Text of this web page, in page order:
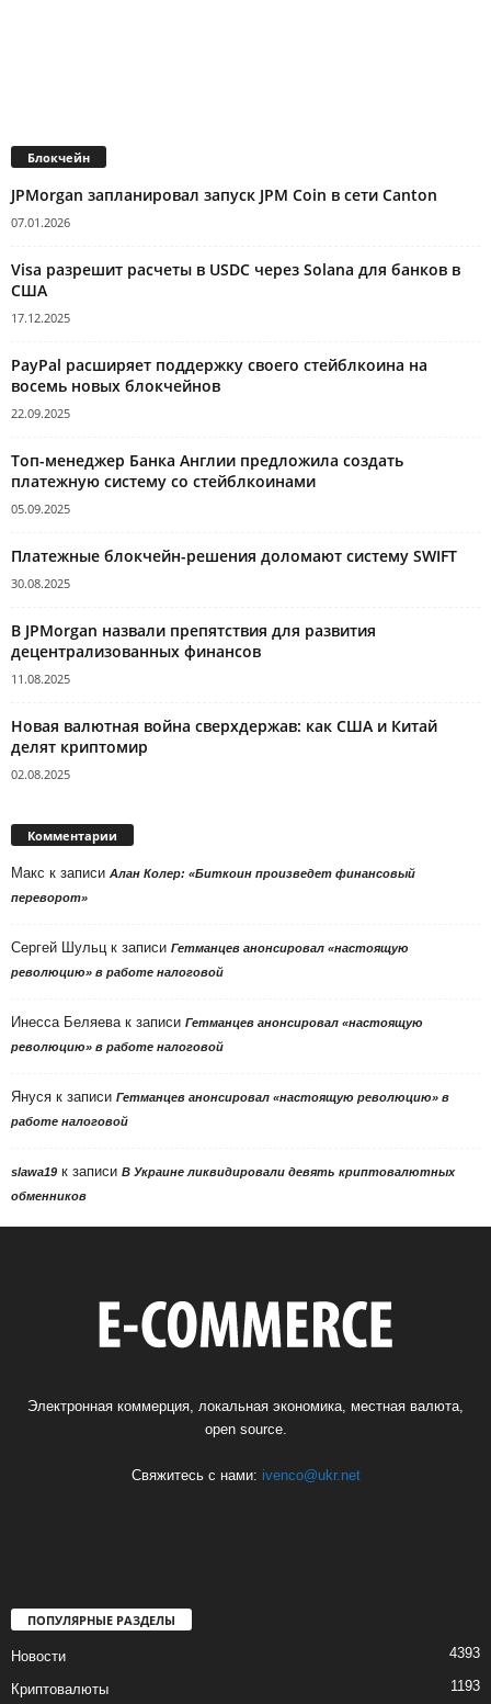
Блокчейн
JPMorgan запланировал запуск JPM Coin в сети Canton
07.01.2026
Visa разрешит расчеты в USDC через Solana для банков в
США
17.12.2025
PayPal расширяет поддержку своего стейблкоина на
восемь новых блокчейнов
22.09.2025
Топ-менеджер Банка Англии предложила создать
платежную систему со стейблкоинами
05.09.2025
Платежные блокчейн-решения доломают систему SWIFT
30.08.2025
В JPMorgan назвали препятствия для развития
децентрализованных финансов
11.08.2025
Новая валютная война сверхдержав: как США и Китай
делят криптомир
02.08.2025
Комментарии
Макс к записи Алан Колер: «Биткоин произведет финансовый
переворот»
Сергей Шульц к записи Гетманцев анонсировал «настоящую
революцию» в работе налоговой
Инесса Беляева к записи Гетманцев анонсировал «настоящую
революцию» в работе налоговой
Януся к записи Гетманцев анонсировал «настоящую революцию» в
работе налоговой
slawa19 к записи В Украине ликвидировали девять криптовалютных
обменников
Электронная коммерция, локальная экономика, местная валюта,
open source.
Свяжитесь с нами: ivenco@ukr.net
ПОПУЛЯРНЫЕ РАЗДЕЛЫ
Новости 4393
Криптовалюты 1193